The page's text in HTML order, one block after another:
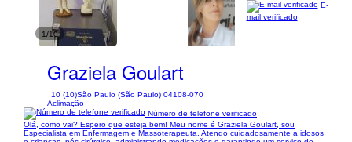
1/10
Graziela Goulart
10 (10)São Paulo (São Paulo) 04108-070
Aclimação
E-
mail verificado
Número de telefone verificado
Olá, como vai? Espero que esteja bem! Meu nome é Graziela Goulart, sou
Especialista em Enfermagem e Massoterapeuta. Atendo cuidadosamente a idosos